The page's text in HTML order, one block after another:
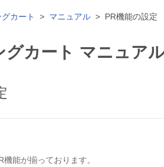
カート マニュアル PR機能の設定
グカート マニュア
能が揃っております。